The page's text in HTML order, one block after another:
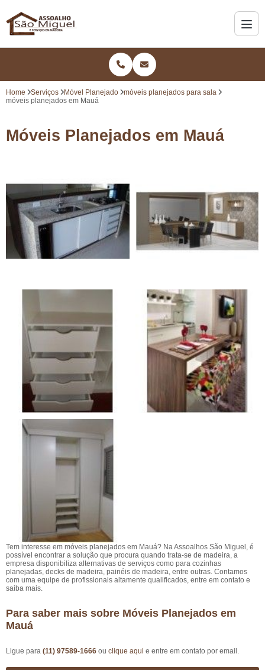
Home Serviços Móvel Planejado
móveis planejados para sala
móveis planejados em Mauá
Móveis Planejados em Mauá
Tem interesse em móveis planejados em Mauá? Na Assoalhos São Miguel, é
possível encontrar a solução que procura quando trata-se de madeira, a
empresa disponibiliza alternativas de serviços como para cozinhas
planejadas, decks de madeira, painéis de madeira, entre outras. Contamos
com uma equipe de profissionais altamente qualificados, entre em contato e
saiba mais.
Para saber mais sobre Móveis Planejados em
Mauá
Ligue para (11) 97589-1666 ou clique aqui e entre em contato por email.